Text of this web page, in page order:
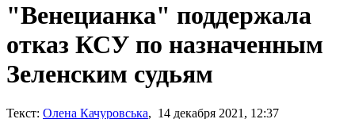
"Венецианка" поддержала
отказ КСУ по назначенным
Зеленским судьям
Текст: Олена Качуровська, 14 декабря 2021, 12:37